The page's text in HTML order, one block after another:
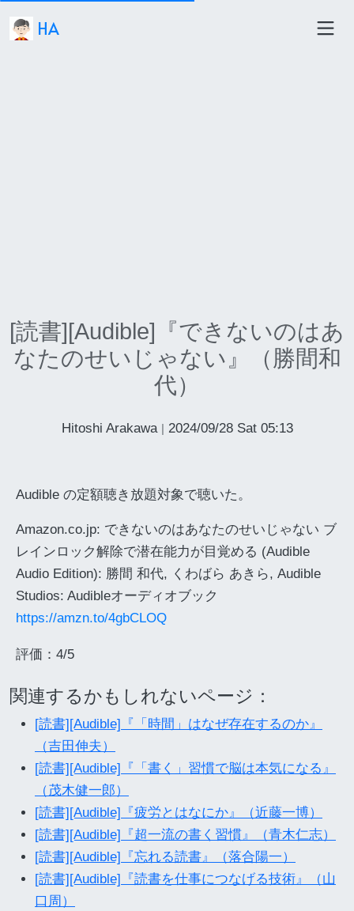
HA
[読書][Audible]『できないのはあ
なたのせいじゃない』（勝間和
代）
Hitoshi Arakawa 2024/09/28 Sat 05:13
Audible の定額聴き放題対象で聴いた。
Amazon.co.jp: できないのはあなたのせいじゃない ブ
レインロック解除で潜在能力が目覚める (Audible
Audio Edition): 勝間 和代, くわばら あきら, Audible
Studios: Audibleオーディオブック
https://amzn.to/4gbCLOQ
評価：4/5
関連するかもしれないページ：
[読書][Audible]『「時間」はなぜ存在するのか』
（吉田伸夫）
[読書][Audible]『「書く」習慣で脳は本気になる』
（茂木健一郎）
[読書][Audible]『疲労とはなにか』（近藤一博）
[読書][Audible]『超一流の書く習慣』（青木仁志）
[読書][Audible]『忘れる読書』（落合陽一）
[読書][Audible]『読書を仕事につなげる技術』（山
口周）